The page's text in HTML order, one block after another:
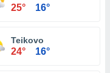
25° 16°
Teikovo
24° 16°